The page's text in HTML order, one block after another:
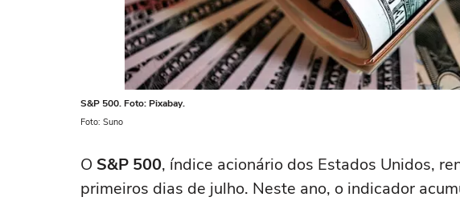
S&P 500. Foto: Pixabay.
Foto: Suno
O S&P 500, índice acionário dos Estados Unidos,
primeiros dias de julho. Neste ano, o indicador